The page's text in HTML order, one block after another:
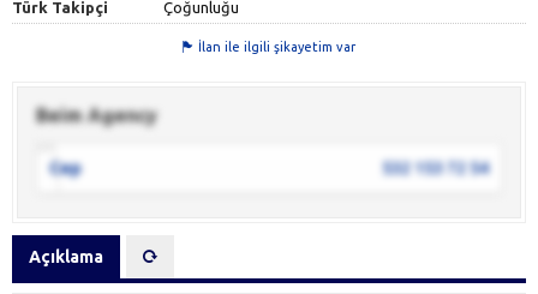
Türk Takipçi
Çoğunluğu
İlan ile ilgili şikayetim var
Beim Agency
Cep 532 153 72 54
Açıklama